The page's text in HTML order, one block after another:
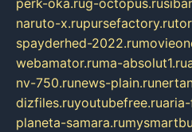
perk-oka.rug-octopus.ru
naruto-x.rupursefactory.ru
spayderhed-2022.ru
webamator.ruma-absolut1.ru
nv-750.runews-plain.ru
dizfiles.ruyoutubefree.ru
planeta-samara.ru